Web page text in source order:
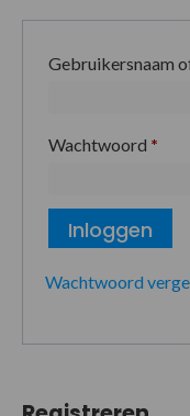
Gebruikersnaam
Wachtwoord *
Inloggen
Wachtwoord